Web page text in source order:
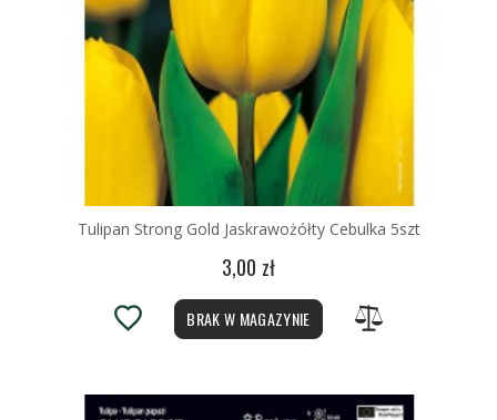
Tulipan Strong Gold Jaskrawożółty Cebulka 5szt
3,00 zł
BRAK W MAGAZYNIE